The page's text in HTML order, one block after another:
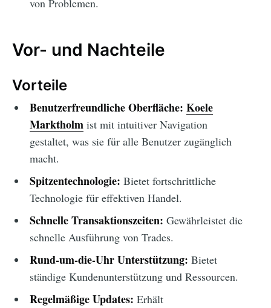
von Problemen.
Vor- und Nachteile
Vorteile
Benutzerfreundliche Oberfläche: Koele
Marktholmist mit intuitiver Navigation
gestaltet, was sie für alle Benutzer zugänglich
macht.
Spitzentechnologie: Bietet fortschrittliche
Technologie für effektiven Handel.
Schnelle Transaktionszeiten: Gewährleistet die
schnelle Ausführung von Trades.
Rund-um-die-Uhr Unterstützung: Bietet
ständige Kundenunterstützung und Ressourcen.
Regelmäßige Updates: Erhält